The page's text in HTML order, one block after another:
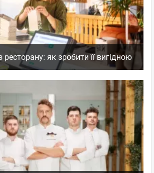
ресторану: як зробити її вигідною